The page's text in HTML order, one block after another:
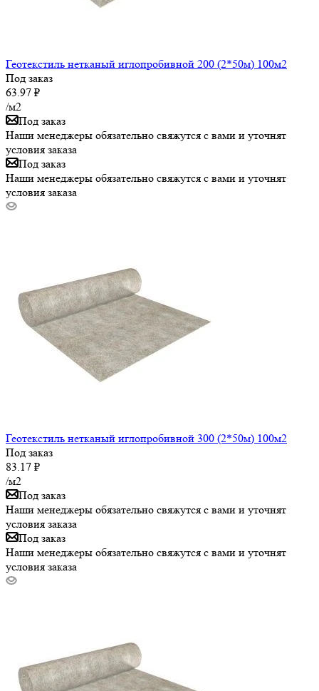
Геотекстиль нетканый иглопробивной 200 (2*50м) 100м2
Под заказ
63.97 ₽
/м2
Под заказ
Наши менеджеры обязательно свяжутся с вами и уточнят
условия заказа
Под заказ
Наши менеджеры обязательно свяжутся с вами и уточнят
условия заказа
Геотекстиль нетканый иглопробивной 300 (2*50м) 100м2
Под заказ
83.17 ₽
/м2
Под заказ
Наши менеджеры обязательно свяжутся с вами и уточнят
условия заказа
Под заказ
Наши менеджеры обязательно свяжутся с вами и уточнят
условия заказа